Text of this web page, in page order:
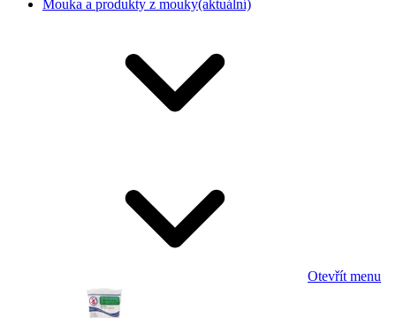
Mouka a produkty z mouky(aktuální)
Otevřít menu
Powered by chaterimo